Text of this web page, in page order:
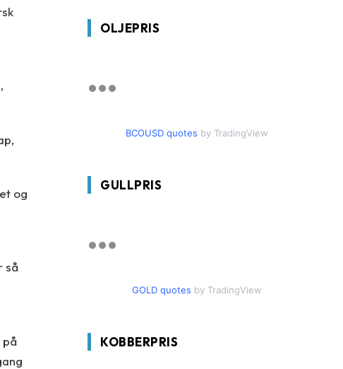
og
så
på
OLJEPRIS
BCOUSD quotes by TradingView
GULLPRIS
GOLD quotes by TradingView
KOBBERPRIS